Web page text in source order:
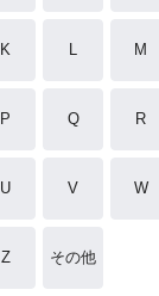
K L M
P Q R
U V W
Z その他